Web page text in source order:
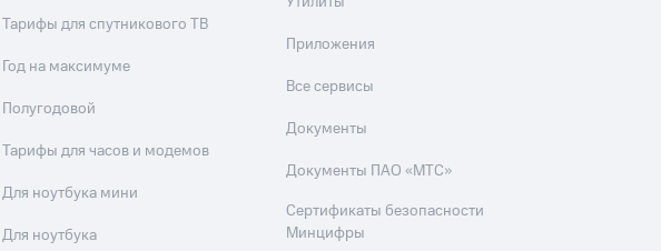
Тарифы для спутникового ТВ
Год на максимуме
Полугодовой
Тарифы для часов и модемов
Для ноутбука мини
Для ноутбука
Приложения
Все сервисы
Документы
Документы ПАО «МТС»
Сертификаты безопасности
Минцифры